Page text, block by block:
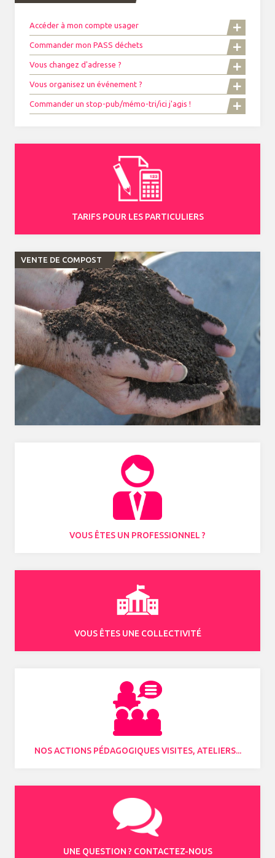
Accéder à mon compte usager
Commander mon PASS déchets
Vous changez d'adresse ?
Vous organisez un événement ?
Commander un stop-pub/mémo-tri/ici j'agis !
TARIFS POUR LES PARTICULIERS
VENTE DE COMPOST
VOUS ÊTES UN PROFESSIONNEL ?
VOUS ÊTES UNE COLLECTIVITÉ
NOS ACTIONS PÉDAGOGIQUES VISITES, ATELIERS...
UNE QUESTION ? CONTACTEZ-NOUS